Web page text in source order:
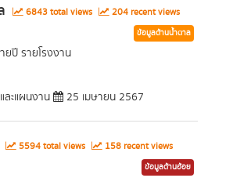
6843 total views 204 recent views
ข้อมูลด้านน้ำตาล
ปี รายโรงงาน
ะแผนงาน 25 เมษายน 2567
5594 total views 158 recent views
ข้อมูลด้านอ้อย